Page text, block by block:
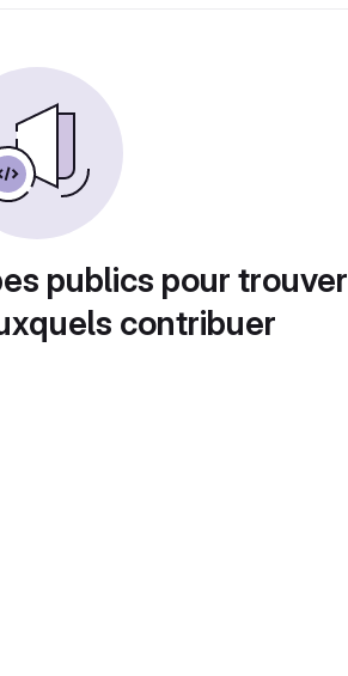
publics pour trouver
contribuer